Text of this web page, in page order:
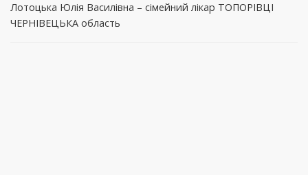
Лотоцька Юлія Василівна – сімейний лікар ТОПОРІВЦІ
ЧЕРНІВЕЦЬКА область